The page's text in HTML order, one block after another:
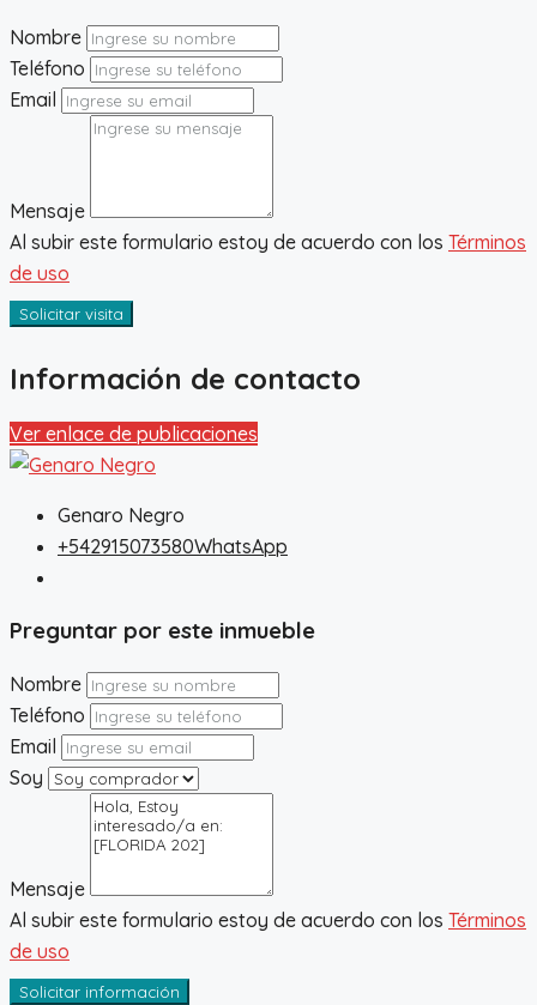
Nombre
Teléfono
Email
Mensaje
Al subir este formulario estoy de acuerdo con los Términos
de uso
Solicitar visita
Información de contacto
Ver enlace de publicaciones
Genaro Negro
+542915073580WhatsApp
Preguntar por este inmueble
Nombre
Teléfono
Email
Soy
Mensaje
Al subir este formulario estoy de acuerdo con los Términos
de uso
Solicitar información